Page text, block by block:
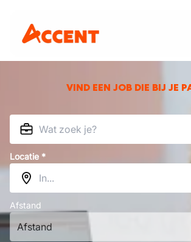
VIND EEN JOB DIE BIJ JE
Locatie *
Afstand
Afstand